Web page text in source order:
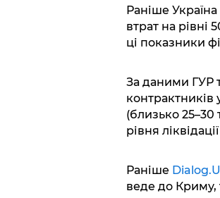
Раніше Україна
втрат на рівні
ці показники
За даними ГУР
контрактників
(близько
рівня
Раніше
веде до Криму,